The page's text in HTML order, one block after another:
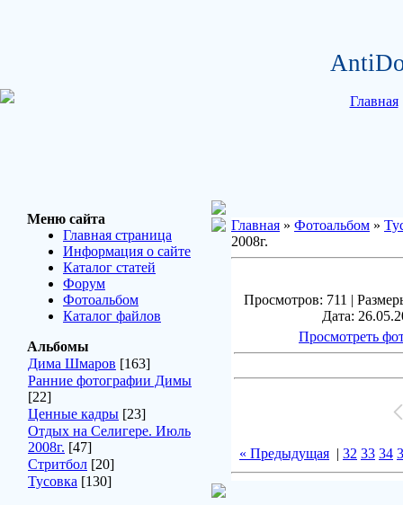
Главная
Меню сайта
Главная страница
Информация о сайте
Каталог статей
Форум
Фотоальбом
Каталог файлов
Альбомы
Дима Шмаров [163]
Ранние фотографии Димы
[22]
Ценные кадры [23]
Отдых на Селигере. Июль
2008г. [47]
Стритбол [20]
Тусовка [130]
Главная » Фотоальбом »
2008г.
Просмотров: 711 |
Дата:
Просмотреть
« Предыдущая | 32 33 34